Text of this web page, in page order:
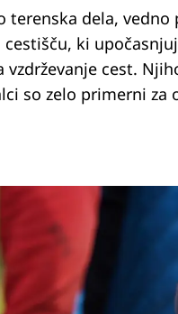
dela,
ki
cest.
so zelo primerni